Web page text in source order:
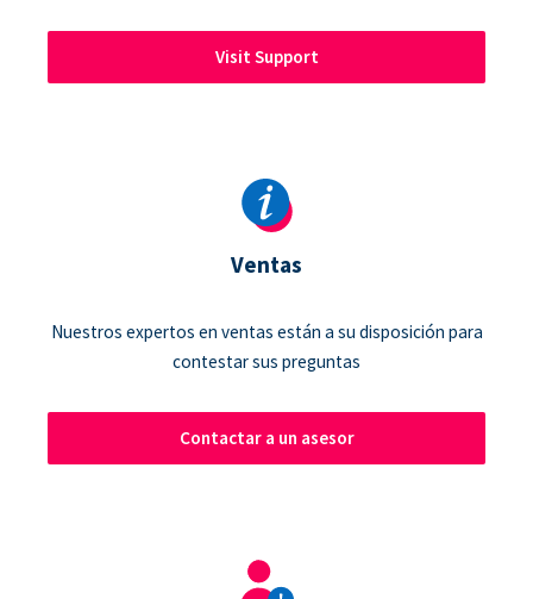
Visit Support
Ventas
Nuestros expertos en ventas están a su disposición para
contestar sus preguntas
Contactar a un asesor